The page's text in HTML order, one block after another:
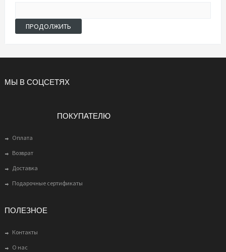
ПРОДОЛЖИТЬ
МЫ В СОЦСЕТЯХ
ПОКУПАТЕЛЮ
Оплата
Возврат
Доставка
Подарочные сертификаты
ПОЛЕЗНОЕ
Контакты
О нас